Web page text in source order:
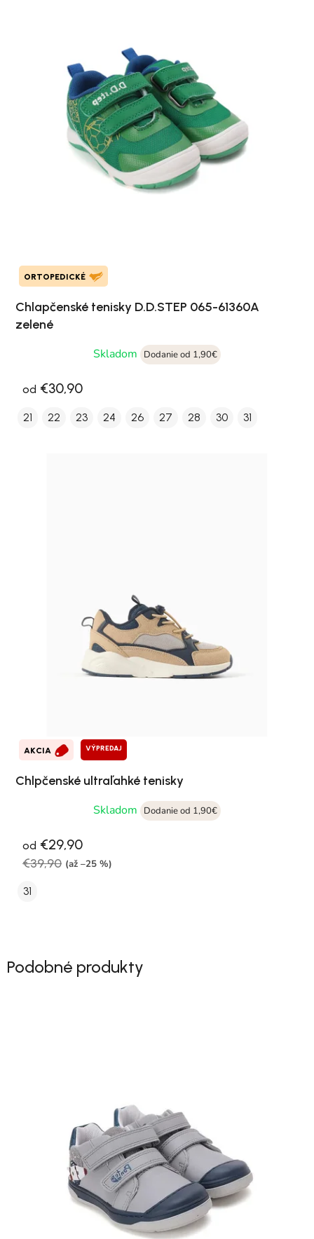
ORTOPEDICKÉ
Chlapčenské tenisky D.D.STEP 065-61360A
zelené
Skladom
Dodanie od 1,90€
od €30,90
21 22 23 24 26 27 28 30 31
AKCIA VÝPREDAJ
Chlpčenské ultraľahké tenisky
Skladom
Dodanie od 1,90€
od €29,90
€39,90 (až –25 %)
31
Podobné produkty